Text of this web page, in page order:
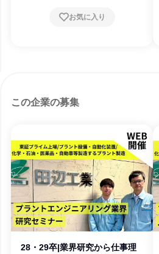
お気に入り
この企業の募集
28・29卒|業界研究から仕事理